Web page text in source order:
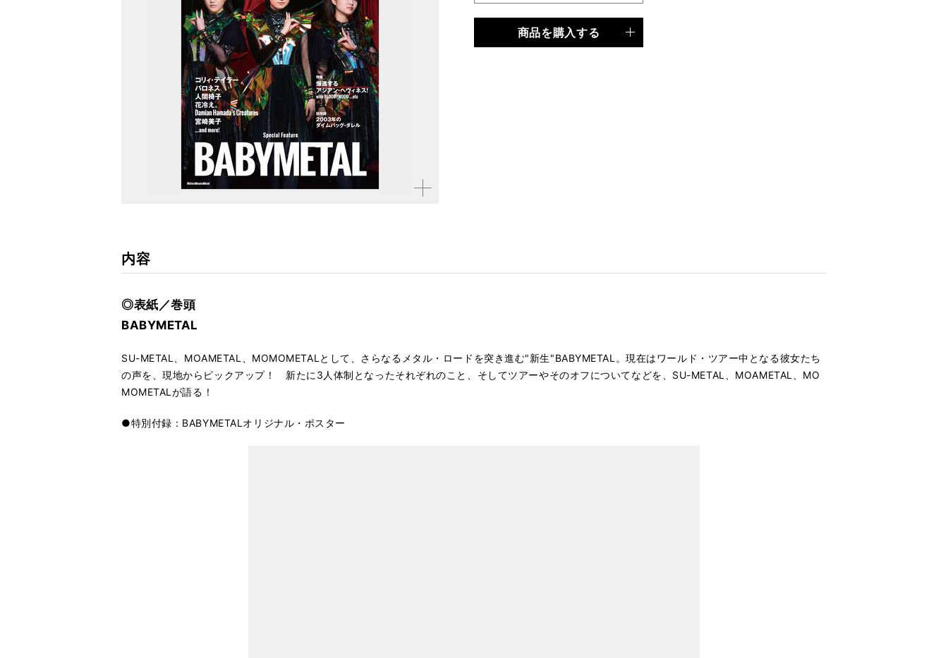
拡大す
雑誌
商品を購入する
内容
◎表紙／巻頭
BABYMETAL
SU-METAL、MOAMETAL、MOMOMETALとして、さらなるメタル・ロードを突き進む"新生"BABYMETAL。現在はワールド・ツアー中となる彼女たち
の声を、現地からピックアップ！ 新たに3人体制となったそれぞれのこと、そしてツアーやそのオフについてなどを、SU-METAL、MOAMETAL、MO
MOMETALが語る！
●特別付録：BABYMETALオリジナル・ポスター